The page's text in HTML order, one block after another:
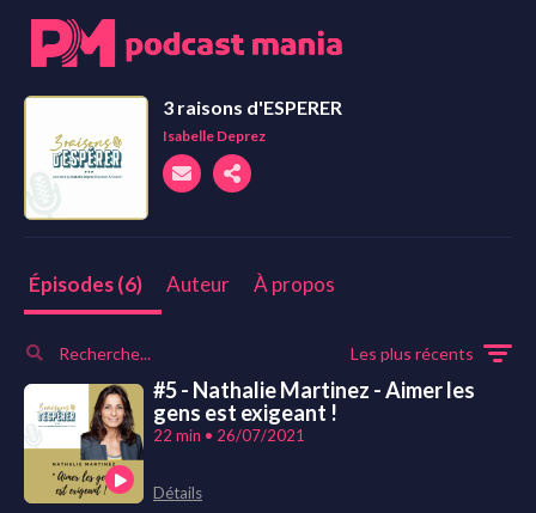
3 raisons d'ESPERER
Isabelle Deprez
Épisodes (6) Auteur À propos
Les plus récents
#5 - Nathalie Martinez - Aimer les
gens est exigeant !
22 min • 26/07/2021
Détails